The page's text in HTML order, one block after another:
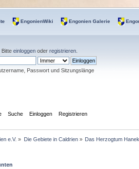
EngonienWiki Engonien Galerie
. Bitte einloggen oder registrieren
Passwort und Sitzungslänge
Suche Einloggen Registrieren
e.V. » Die Gebiete in Caldrien» Das Herzogtum